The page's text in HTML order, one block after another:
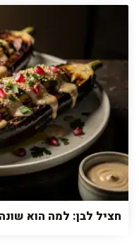
חציל לבן: למה הוא